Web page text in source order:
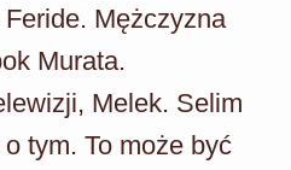
Mężczyzna
Murata.
Melek. Selim
tym. To może być